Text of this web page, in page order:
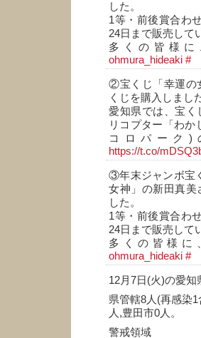
した。
1等・前後賞合わ
24日まで販売して
多くの皆様
ohmura_hideaki #
②宝くじ「幸運の
くじを購入しまし
愛知県では、宝く
リコプター「わか
コロパーク)
https://t.co/
③年末ジャンボ宝
女神」の新田真美
した。
1等・前後賞合わ
24日まで販売して
多くの皆様
ohmura_hideaki #
12月7日(火)の愛
県管轄8人(再感染
人,豊田市0人。
警戒領域